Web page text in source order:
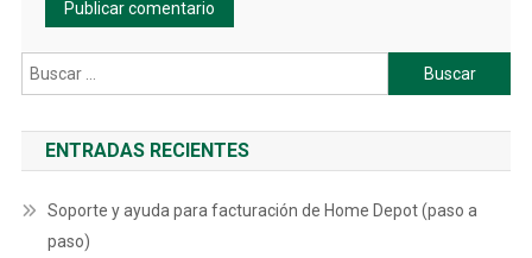
Buscar:
ENTRADAS RECIENTES
Soporte y ayuda para facturación de Home Depot (paso a
paso)